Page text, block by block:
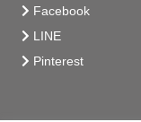
Facebook
LINE
Pinterest